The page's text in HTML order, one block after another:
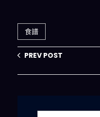
食譜
PREV POST